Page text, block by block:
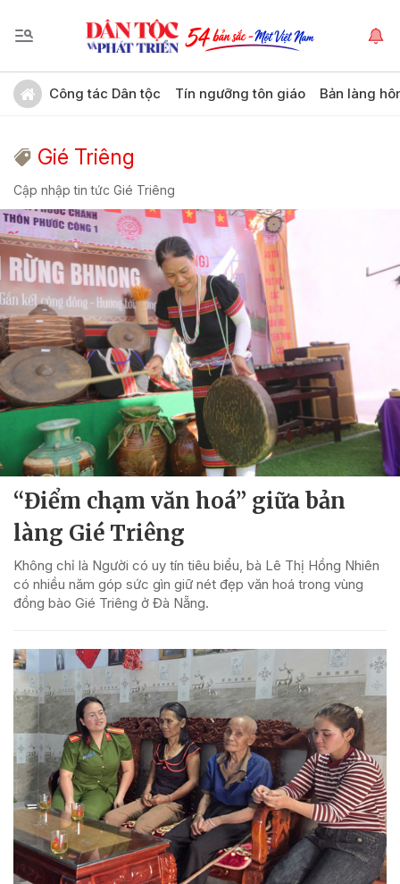
Công tác Dân tộc Tín ngưỡng tôn giáo Bản làng
Gié Triêng
Cập nhập tin tức Gié Triêng
“Điểm chạm văn hoá” giữa bản
làng Gié Triêng
Không chỉ là Người có uy tín tiêu biểu, bà Lê Thị Hồng Nhiên
có nhiều năm góp sức gìn giữ nét đẹp văn hoá trong vùng
đồng bào Gié Triêng ở Đà Nẵng.